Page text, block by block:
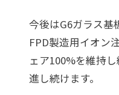
今後はG6ガラス基
FPD製造用イオン
ェア100%を維持
進し続けます。